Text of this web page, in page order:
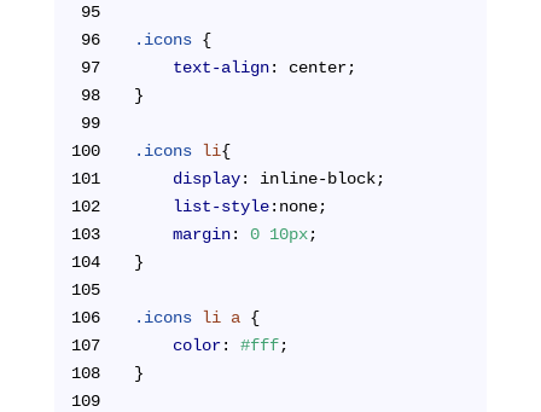
95
96
.icons {
97
text-align: center;
98
}
99
100
.icons li{
101
display: inline-block;
102
list-style:none;
103
margin: 0 10px;
104
}
105
106
.icons li a {
107
color: #fff;
108
}
109